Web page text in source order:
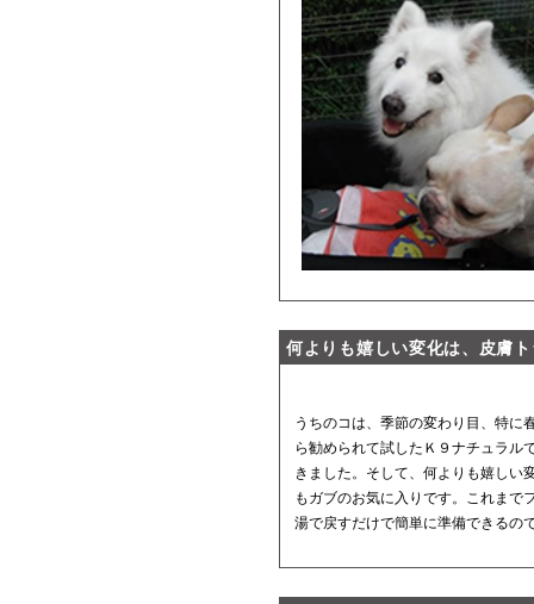
何よりも嬉しい変化は、皮膚
うちのコは、季節の変わり目、特に
ら勧められて試したＫ９ナチュラル
きました。そして、何よりも嬉しい
もガブのお気に入りです。これまで
湯で戻すだけで簡単に準備できるの